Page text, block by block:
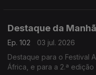
Destaque da Manhã
Ep. 102
03 jul. 2026
Destaque para o Festival
África, e para a 2.ª